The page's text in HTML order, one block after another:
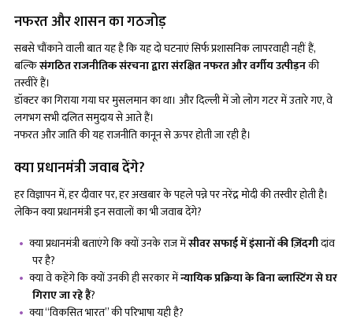
नफरत और शासन का गठजोड़
सबसे चौंकाने वाली बात यह है कि यह दो घटनाएं सिर्फ प्रशासनिक लापरवाही नहीं हैं,
बल्किसंगठित राजनीतिक संरचना द्वारा संरक्षित नफरत और वर्गीय उत्पीड़नकी
तस्वीरें हैं।
डॉक्टर का गिराया गया घर मुसलमान का था। और दिल्ली में जो लोग गटर में उतारे गए, वे
लगभग सभी दलित समुदाय से आते हैं।
नफरत और जाति की यह राजनीति कानून से ऊपर होती जा रही है।
क्या प्रधानमंत्री जवाब देंगे?
हर विज्ञापन में, हर दीवार पर, हर अखबार के पहले पन्ने पर नरेंद्र मोदी की तस्वीर होती है।
लेकिन क्या प्रधानमंत्री इन सवालों का भी जवाब देंगे?
क्या प्रधानमंत्री बताएंगे कि क्यों उनके राज मेंसीवर सफाई में इंसानों की ज़िंदगीदांव
पर है?
क्या वे कहेंगे कि क्यों उनकी ही सरकार मेंन्यायिक प्रक्रिया के बिना ब्लास्टिंग से घर
गिराए जा रहे हैं?
क्या “विकसित भारत” की परिभाषा यही है?